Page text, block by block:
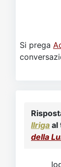
Si prega
Ilriga al
della